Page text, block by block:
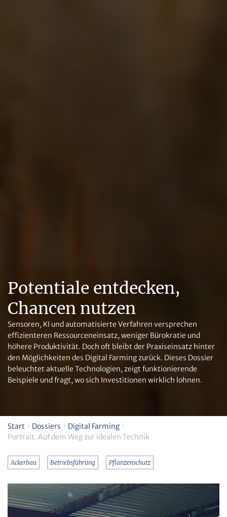
Potentiale entdecken,
Chancen nutzen
Sensoren, KI und automatisierte Verfahren versprechen
effizienteren Ressourceneinsatz, weniger Bürokratie und
höhere Produktivität. Doch oft bleibt der Praxiseinsatz hinter
den Möglichkeiten des Digital Farming zurück. Dieses Dossier
beleuchtet aktuelle Technologien, zeigt funktionierende
Beispiele und fragt, wo sich Investitionen wirklich lohnen.
Start Dossiers
Digital Farming
Portrait. Auf dem Weg zur idealen Technik
Ackerbau Betriebsführung Pflanzenschutz